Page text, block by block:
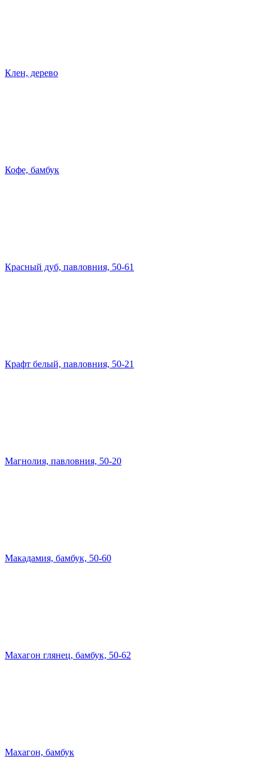
Клен, дерево
Кофе, бамбук
Красный дуб, павловния, 50-61
Крафт белый, павловния, 50-21
Магнолия, павловния, 50-20
Макадамия, бамбук, 50-60
Махагон глянец, бамбук, 50-62
Махагон, бамбук